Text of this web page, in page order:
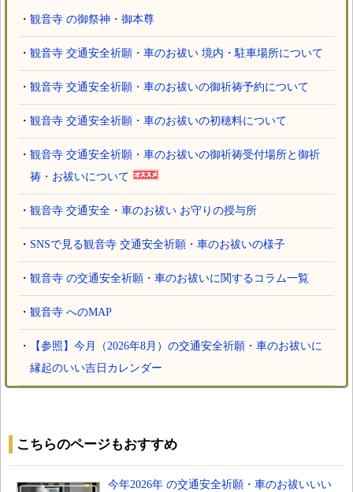
・ 観音寺 の御祭神・御本尊
・ 観音寺 交通安全祈願・車のお祓い 境内・駐車場所について
・ 観音寺 交通安全祈願・車のお祓いの御祈祷予約について
・ 観音寺 交通安全祈願・車のお祓いの初穂料について
・ 観音寺 交通安全祈願・車のお祓いの御祈祷受付場所と御祈
祷・お祓いについて
・ 観音寺 交通安全・車のお祓い お守りの授与所
・ SNSで見る観音寺 交通安全祈願・車のお祓いの様子
・ 観音寺 の交通安全祈願・車のお祓いに関するコラム一覧
・ 観音寺 へのMAP
・
【参照】今月（2026年8月）の交通安全祈願・車のお祓いに
縁起のいい吉日カレンダー
こちらのページもおすすめ
今年2026年 の交通安全祈願・車のお祓いいい